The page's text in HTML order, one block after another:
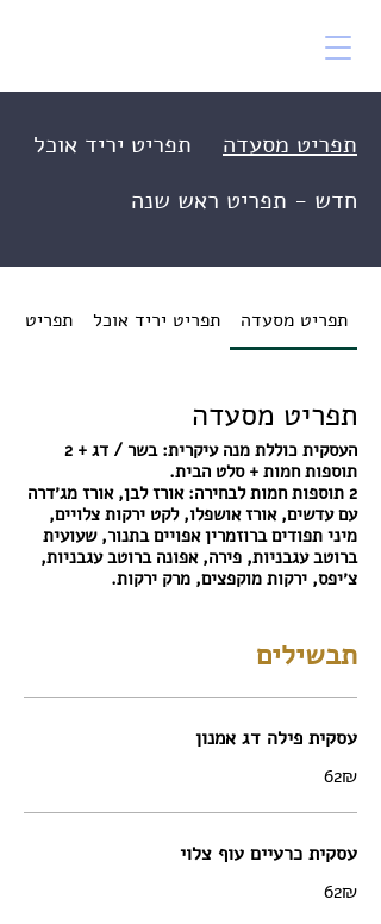
תפריט מסעדה
תפריט יריד אוכל
חדש - תפריט ראש שנה
תפריט מסעדה תפריט יריד אוכל תפריט
תפריט מסעדה
העסקית כוללת מנה עיקרית: בשר / דג + 2
2 תוספות חמות לבחירה: אורז לבן, אורז מג׳דרה
עם עדשים, אורז אושפלו, לקט ירקות צלויים,
מיני תפודים ברוזמרין אפויים בתנור, שעועית
ברוטב עגבניות, פירה, אפונה ברוטב עגבניות,
צ׳יפס, ירקות מוקפצים, מרק ירקות.
תבשילים
עסקית פילה דג אמנון
‏62 ‏₪
עסקית כרעיים עוף צלוי
‏62 ‏₪